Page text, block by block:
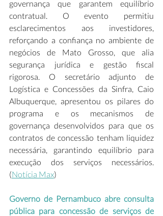
governança que garantem equilíbrio
contratual. O evento permitiu
esclarecimentos aos investidores,
reforçando a confiança no ambiente de
negócios de Mato Grosso, que alia
segurança jurídica e gestão fiscal
rigorosa. O secretário adjunto de
Logística e Concessões da Sinfra, Caio
Albuquerque, apresentou os pilares do
programa e os mecanismos de
governança desenvolvidos para que os
contratos de concessão tenham liquidez
necessária, garantindo equilíbrio para
execução dos serviços necessários.
(Notícia Max)
Governo de Pernambuco abre consulta
pública para concessão de serviços de